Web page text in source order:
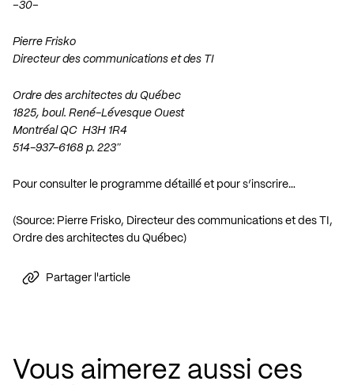
–30­–
Pierre Frisko
Directeur des communications et des TI
Ordre des architectes du Québec
1825, boul. René-Lévesque Ouest
Montréal QC H3H 1R4
514-937-6168 p. 223″
Pour consulter le programme détaillé et pour s’inscrire…
(Source: Pierre Frisko, Directeur des communications et des TI,
Ordre des architectes du Québec)
Partager l'article
Vous aimerez aussi ces